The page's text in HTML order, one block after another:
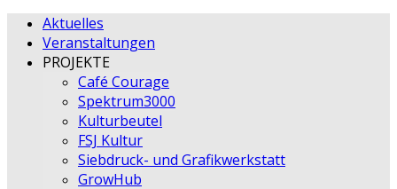
Aktuelles
Veranstaltungen
PROJEKTE
Café Courage
Spektrum3000
Kulturbeutel
FSJ Kultur
Siebdruck- und Grafikwerkstatt
GrowHub